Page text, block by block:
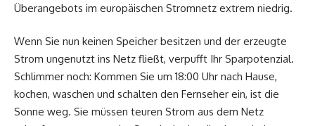
Überangebots im europäischen Stromnetz extrem niedrig.
Wenn Sie nun keinen Speicher besitzen und der erzeugte
Strom ungenutzt ins Netz fließt, verpufft Ihr Sparpotenzial.
Schlimmer noch: Kommen Sie um 18:00 Uhr nach Hause,
kochen, waschen und schalten den Fernseher ein, ist die
Sonne weg. Sie müssen teuren Strom aus dem Netz